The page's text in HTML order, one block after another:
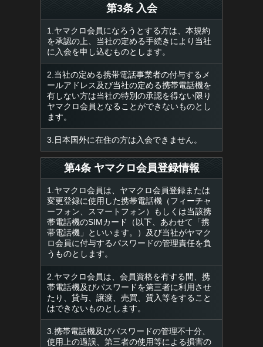
第3条 入会
1.ヤマクロ会員になろうとする方は、本規約
を承認の上、当社の定める手続きにより当社
に入会を申し込むものとします。
2.当社の定める携帯電話事業者の付与するメ
ールアドレス及び当社の定める携帯電話機を
有しない方は当社の特別の承認を得ない限り
ヤマクロ会員となることができないものとし
ます。
3.日本国外に在住の方は入会できません。
第4条 ヤマクロ会員登録情報
1.ヤマクロ会員は、ヤマクロ会員登録または
変更登録に使用した携帯電話機（フィーチャ
ーフォン、スマートフォン）もしくは当該携
帯電話機のSIMカード（以下、あわせて「携
帯電話機」といいます。）及び当社がヤマク
ロ会員に付与するパスワードの管理責任を負
うものとします。
2.ヤマクロ会員は、会員資格を有する間、携
帯電話機及びパスワードを第三者に利用させ
たり、貸与、譲渡、売買、質入等をすること
はできないものとします。
3.携帯電話機及びパスワードの管理不十分、
使用上の過誤、第三者の使用等による損害の